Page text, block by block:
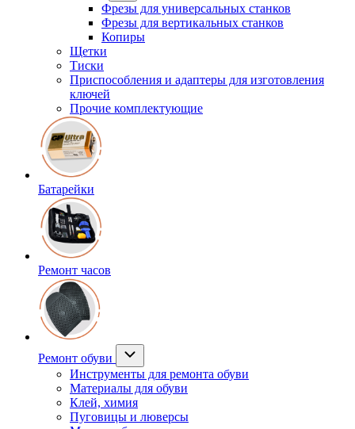
Фрезы для универсальных станков
Фрезы для вертикальных станков
Копиры
Щетки
Тиски
Приспособления и адаптеры для изготовления
ключей
Прочие комплектующие
Батарейки
Ремонт часов
Ремонт обуви
Инструменты для ремонта обуви
Материалы для обуви
Клей, химия
Пуговицы и люверсы